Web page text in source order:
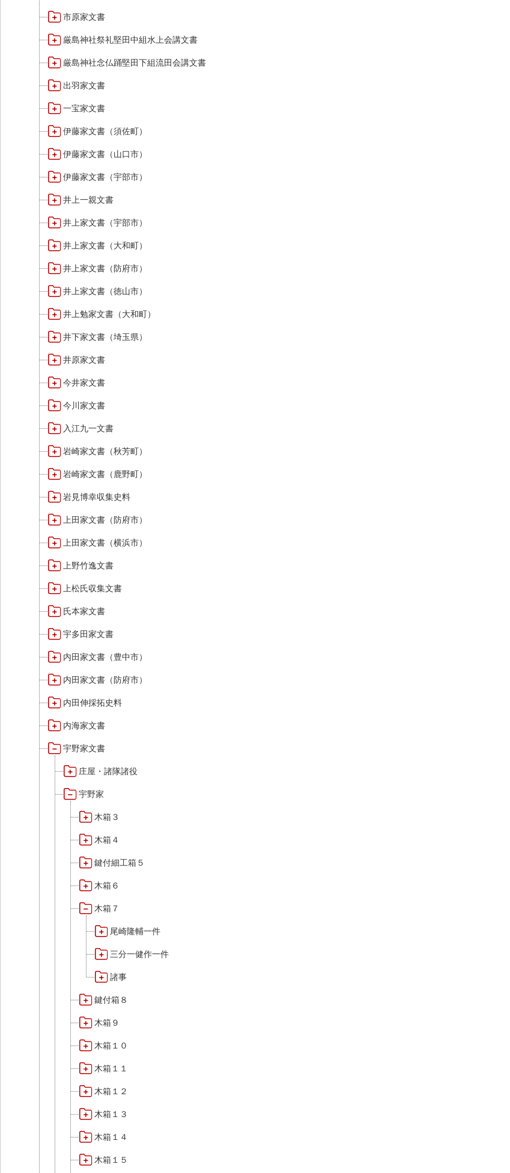
市原家文書
厳島神社祭礼堅田中組水上会講文書
厳島神社念仏踊堅田下組流田会講文書
出羽家文書
一宝家文書
伊藤家文書（須佐町）
伊藤家文書（山口市）
伊藤家文書（宇部市）
井上一親文書
井上家文書（宇部市）
井上家文書（大和町）
井上家文書（防府市）
井上家文書（徳山市）
井上勉家文書（大和町）
井下家文書（埼玉県）
井原家文書
今井家文書
今川家文書
入江九一文書
岩崎家文書（秋芳町）
岩崎家文書（鹿野町）
岩見博幸収集史料
上田家文書（防府市）
上田家文書（横浜市）
上野竹逸文書
上松氏収集文書
氏本家文書
宇多田家文書
内田家文書（豊中市）
内田家文書（防府市）
内田伸採拓史料
内海家文書
宇野家文書
庄屋・諸隊諸役
宇野家
木箱３
木箱４
鍵付細工箱５
木箱６
木箱７
尾崎隆輔一件
三分一健作一件
諸事
鍵付箱８
木箱９
木箱１０
木箱１１
木箱１２
木箱１３
木箱１４
木箱１５